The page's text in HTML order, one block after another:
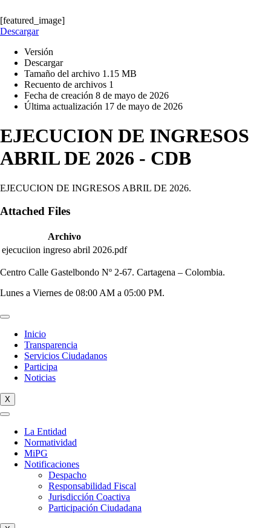
[featured_image]
Descargar
Versión
Descargar
Tamaño del archivo 1.15 MB
Recuento de archivos 1
Fecha de creación 8 de mayo de 2026
Última actualización 17 de mayo de 2026
EJECUCION DE INGRESOS
ABRIL DE 2026 - CDB
EJECUCION DE INGRESOS ABRIL DE 2026.
Attached Files
Archivo
ejecuciion ingreso abril 2026.pdf
Centro Calle Gastelbondo Nº 2-67. Cartagena – Colombia.
Lunes a Viernes de 08:00 AM a 05:00 PM.
Inicio
Transparencia
Servicios Ciudadanos
Participa
Noticias
X
La Entidad
Normatividad
MiPG
Notificaciones
Despacho
Responsabilidad Fiscal
Jurisdicción Coactiva
Participación Ciudadana